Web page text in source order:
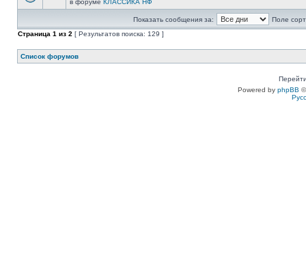
в форуме КЛАССИКА НФ
Показать сообщения за:
Поле
Страница 1 из 2 [ Результатов поиска: 129 ]
Список форумов
Powered by phpBB